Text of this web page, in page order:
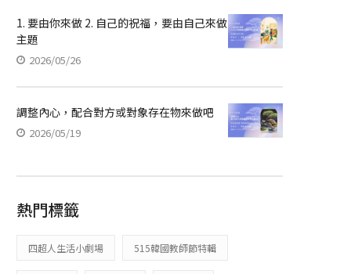
1. 要由你來做 2. 自己的祝福，要由自己來做
主題
2026/05/26
調整內心，配合對方或對象存在物來做吧
2026/05/19
熱門標籤
四超人生活小劇場 515韓國教師節特輯